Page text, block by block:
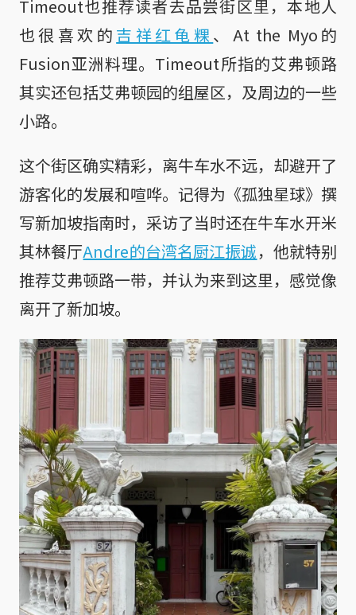
Timeout也推荐读者去品尝街区里，本地人
也很喜欢的 吉祥红龟粿 、At the Myo的
Fusion亚洲料理。Timeout所指的艾弗顿路
其实还包括艾弗顿园的组屋区，及周边的一些
小路。
这个街区确实精彩，离牛车水不远，却避开了
游客化的发展和喧哗。记得为《孤独星球》撰
写新加坡指南时，采访了当时还在牛车水开米
其林餐厅Andre的台湾名厨江振诚，他就特别
推荐艾弗顿路一带，并认为来到这里，感觉像
离开了新加坡。